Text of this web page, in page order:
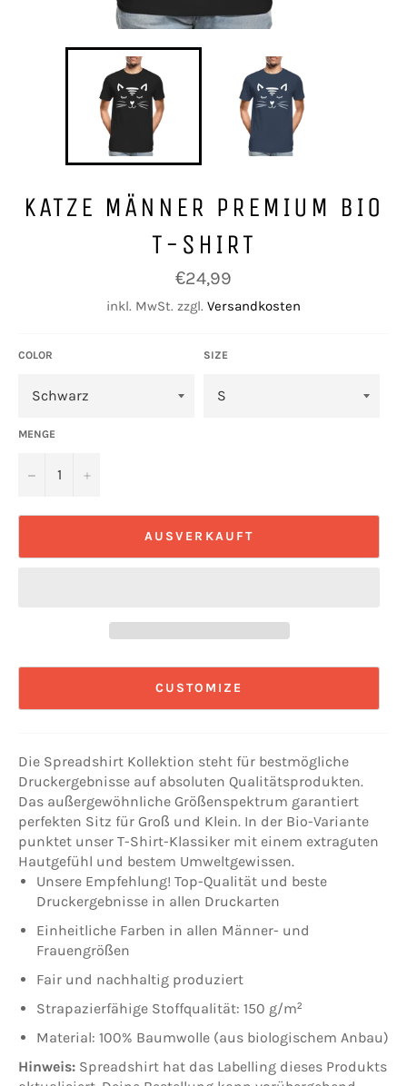
KATZE MÄNNER PREMIUM BIO
T-SHIRT
Normaler
Preis
€24,99
inkl. MwSt. zzgl. Versandkosten
COLOR SIZE
MENGE
− +
AUSVERKAUFT
CUSTOMIZE
Die Spreadshirt Kollektion steht für bestmögliche
Druckergebnisse auf absoluten Qualitätsprodukten.
Das außergewöhnliche Größenspektrum garantiert
perfekten Sitz für Groß und Klein. In der Bio-Variante
punktet unser T-Shirt-Klassiker mit einem extraguten
Hautgefühl und bestem Umweltgewissen.
Unsere Empfehlung! Top-Qualität und beste
Druckergebnisse in allen Druckarten
Einheitliche Farben in allen Männer- und
Frauengrößen
Fair und nachhaltig produziert
Strapazierfähige Stoffqualität: 150 g/m²
Material: 100% Baumwolle (aus biologischem Anbau)
Hinweis: Spreadshirt hat das Labelling dieses Produkts